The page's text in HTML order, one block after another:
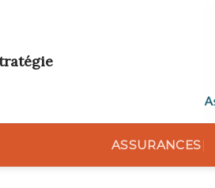
ASSURANCES